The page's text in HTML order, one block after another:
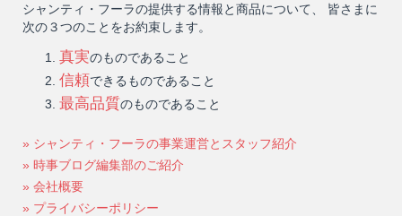
シャンティ・フーラの提供する情報と商品について、 皆さまに
次の３つのことをお約束します。
真実のものであること
信頼できるものであること
最高品質のものであること
» シャンティ・フーラの事業運営とスタッフ紹介
» 時事ブログ編集部のご紹介
» 会社概要
» プライバシーポリシー